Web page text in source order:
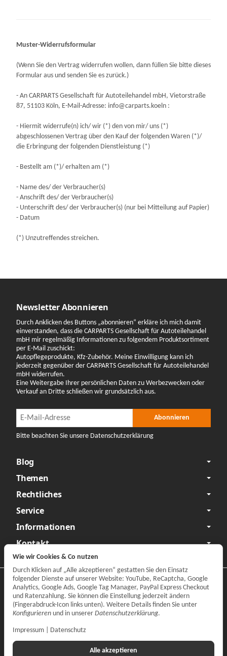
Muster-Widerrufsformular
(Wenn Sie den Vertrag widerrufen wollen, dann füllen Sie bitte dieses
Formular aus und senden Sie es zurück.)
- An CARPARTS Gesellschaft für Autoteilehandel mbH, Vietorstraße
87, 51103 Köln, E-Mail-Adresse: info@carparts.koeln :
- Hiermit widerrufe(n) ich/ wir (*) den von mir/ uns (*)
abgeschlossenen Vertrag über den Kauf der folgenden Waren (*)/
die Erbringung der folgenden Dienstleistung (*)
- Bestellt am (*)/ erhalten am (*)
- Name des/ der Verbraucher(s)
- Anschrift des/ der Verbraucher(s)
- Unterschrift des/ der Verbraucher(s) (nur bei Mitteilung auf Papier)
- Datum
(*) Unzutreffendes streichen.
Newsletter Abonnieren
Durch Anklicken des Buttons „abonnieren“ erkläre ich mich damit
einverstanden, dass die CARPARTS Gesellschaft für Autoteilehandel
mbH mir regelmäßig Informationen zu folgendem Produktsortiment
per E-Mail zuschickt:
Autopflegeprodukte, Kfz-Zubehör. Meine Einwilligung kann ich
jederzeit gegenüber der CARPARTS Gesellschaft für Autoteilehandel
mbH widerrufen.
Eine Weitergabe Ihrer persönlichen Daten zu Werbezwecken oder
Verkauf an Dritte schließen wir grundsätzlich aus.
Newsletter Abonnieren Abonnieren
Bitte beachten Sie unsere Datenschutzerklärung
Blog
Themen
Rechtliches
Service
Informationen
Kontakt
Datenschutzerklärung •Impressum
Vertrag widerrufen
Alle akzeptieren
Wie wir Cookies & Co nutzen
Durch Klicken auf „Alle akzeptieren“ gestatten Sie den Einsatz
folgender Dienste auf unserer Website: YouTube, ReCaptcha, Google
Analytics, Google Ads, Google Tag Manager, PayPal Express Checkout
und Ratenzahlung. Sie können die Einstellung jederzeit ändern
(Fingerabdruck-Icon links unten). Weitere Details finden Sie unter
Konfigurieren und in unserer Datenschutzerklärung.
Impressum Datenschutz